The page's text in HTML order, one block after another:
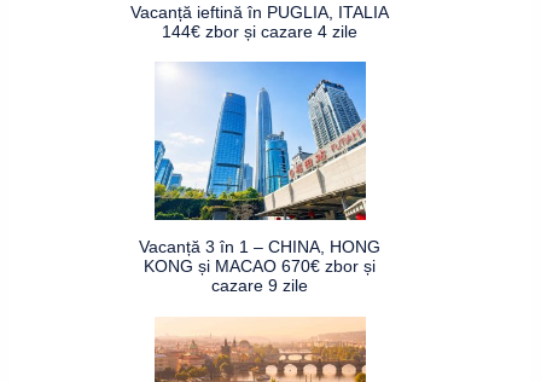
Vacanță ieftină în PUGLIA, ITALIA
144€ zbor și cazare 4 zile
Vacanță 3 în 1 – CHINA, HONG
KONG și MACAO 670€ zbor și
cazare 9 zile